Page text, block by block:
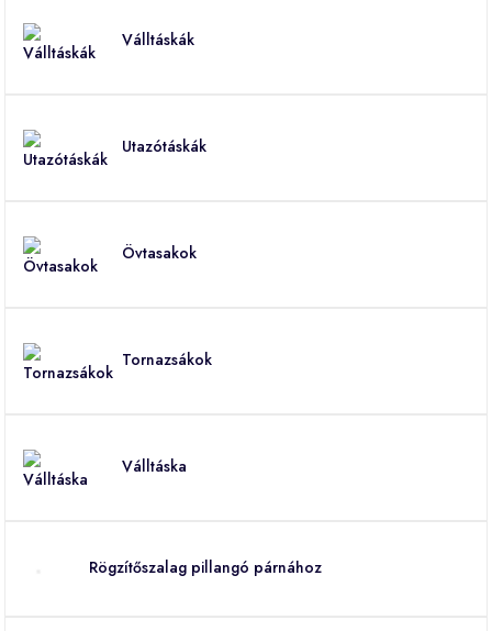
Válltáskák
Utazótáskák
Övtasakok
Tornazsákok
Válltáska
Rögzítőszalag pillangó párnához